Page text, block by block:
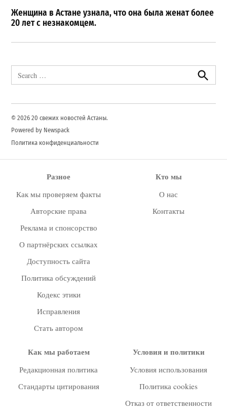
Женщина в Астане узнала, что она была женат более
20 лет с незнакомцем.
for:
Search
© 2026 20 свежих новостей Астаны.
Powered by Newspack
Политика конфиденциальности
Разное
Как мы проверяем факты
Авторские права
Реклама и спонсорство
О партнёрских ссылках
Доступность сайта
Политика обсуждений
Кодекс этики
Исправления
Стать автором
Кто мы
О нас
Контакты
Как мы работаем
Редакционная политика
Стандарты цитирования
Условия и политики
Условия использования
Политика cookies
Отказ от ответственности